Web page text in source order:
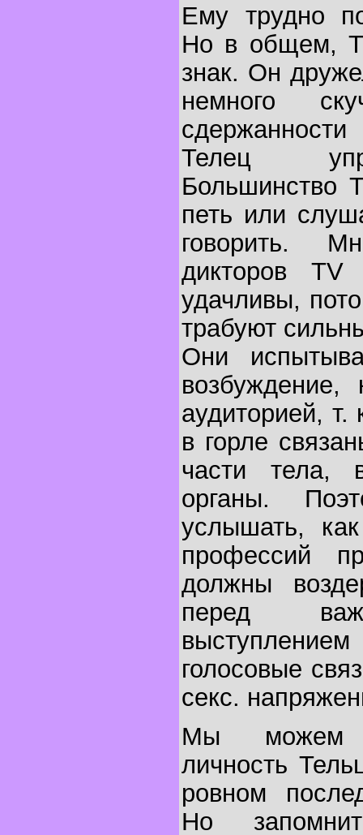
Ему трудно
Но в общем,
знак. Он
немного
Телец
Большинство
петь или
говорить.
дикторов
удачливы,
трабуют
Они
возбуждение,
аудиторией, т.
в горле
части тела,
органы.
услышать,
профессий
должны
перед
голосовые
секс.
Мы можем
личность
ровном
Но